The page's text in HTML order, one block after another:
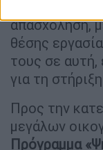
απασχόληση,
θέσης
τους σε αυτή,
για τη
Προς την
μεγάλων
Πρόγραμμα